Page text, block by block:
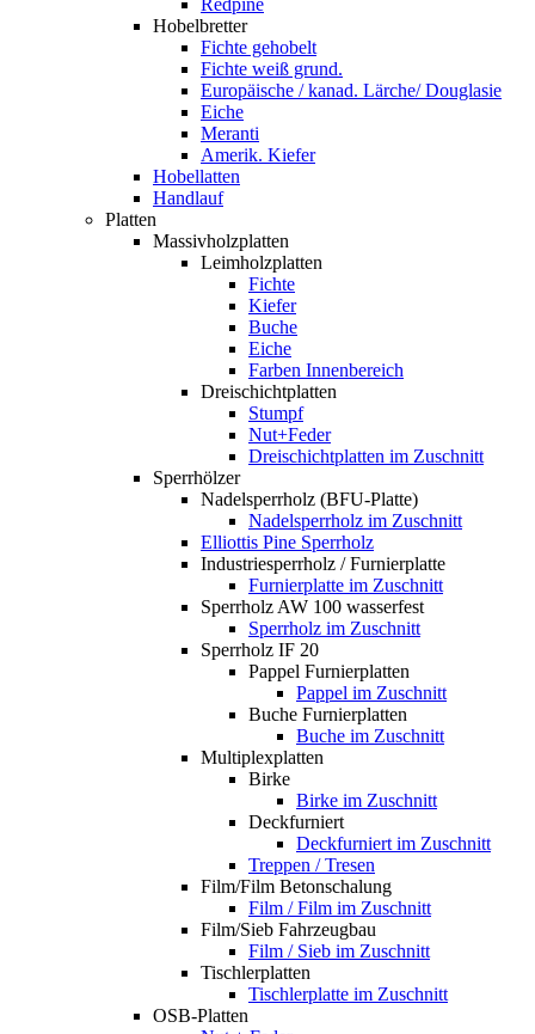
Hobelbretter
Fichte gehobelt
Fichte weiß grund.
Europäische / kanad. Lärche/ Douglasie
Eiche
Meranti
Amerik. Kiefer
Hobellatten
Handlauf
Platten
Massivholzplatten
Leimholzplatten
Fichte
Kiefer
Buche
Eiche
Farben Innenbereich
Dreischichtplatten
Stumpf
Nut+Feder
Dreischichtplatten im Zuschnitt
Sperrhölzer
Nadelsperrholz (BFU-Platte)
Nadelsperrholz im Zuschnitt
Elliottis Pine Sperrholz
Industriesperrholz / Furnierplatte
Furnierplatte im Zuschnitt
Sperrholz AW 100 wasserfest
Sperrholz im Zuschnitt
Sperrholz IF 20
Pappel Furnierplatten
Pappel im Zuschnitt
Buche Furnierplatten
Buche im Zuschnitt
Multiplexplatten
Birke
Birke im Zuschnitt
Deckfurniert
Deckfurniert im Zuschnitt
Treppen / Tresen
Film/Film Betonschalung
Film / Film im Zuschnitt
Film/Sieb Fahrzeugbau
Film / Sieb im Zuschnitt
Tischlerplatten
Tischlerplatte im Zuschnitt
OSB-Platten